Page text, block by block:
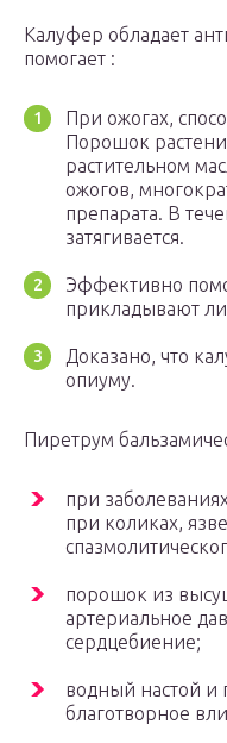
Калуфер обладает
помогает :
При ожогах,
Порошок
растительном
ожогов,
препарата. В
затягивается.
Эффективно
прикладывают
Доказано, что
опиуму.
Пиретрум
при
при коликах,
порошок из
артериальное
сердцебиение;
водный настой
благотворное